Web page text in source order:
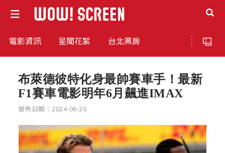
電影資訊 星聞花絮 台北票房
布萊德彼特化身最帥賽車手！最新
F1賽車電影明年6月飆進IMAX
發佈日期：2024-06-20